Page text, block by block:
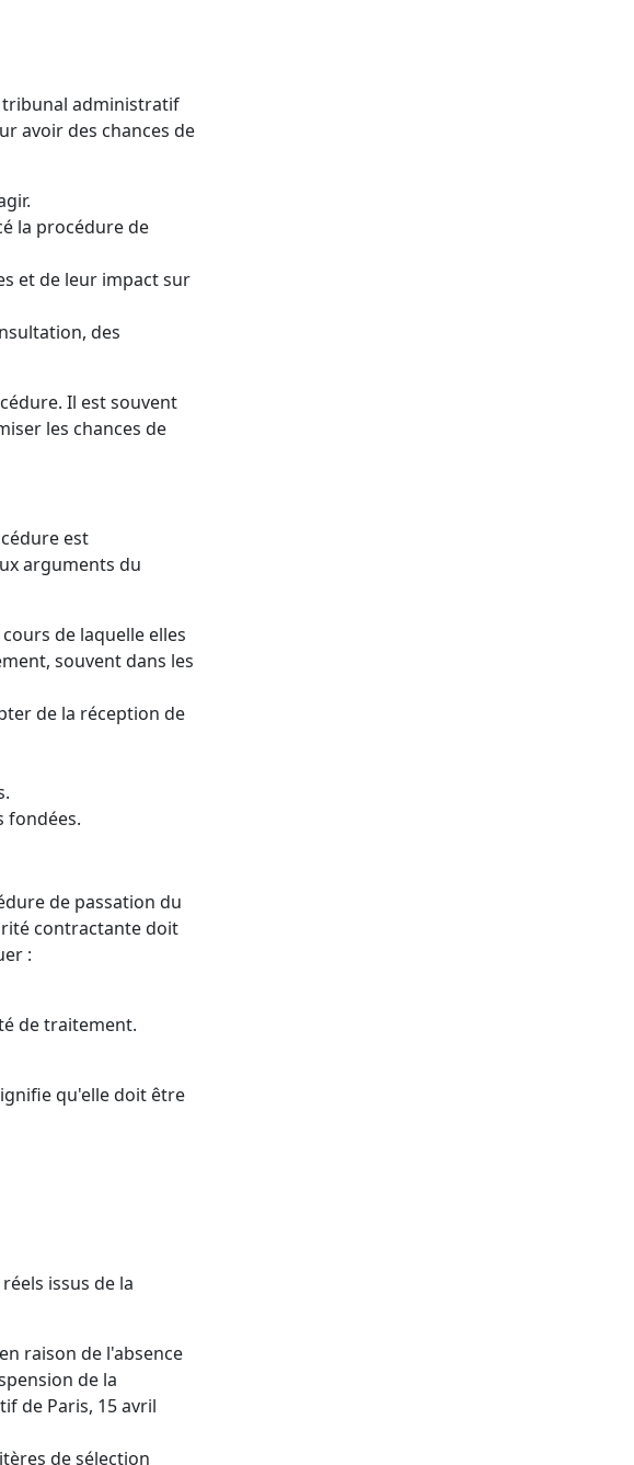
tribunal administratif
avoir des chances de
la procédure de
et de leur impact sur
des
Il est souvent
les chances de
est
arguments du
de laquelle elles
souvent dans les
de la réception de
fondées.
de passation du
contractante doit
:
de traitement.
qu'elle doit être
issus de la
raison de l'absence
de la
de Paris, 15 avril
de sélection